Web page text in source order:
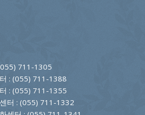
711-1305
: (055) 711-1388
: (055) 711-1355
터 : (055) 711-1332